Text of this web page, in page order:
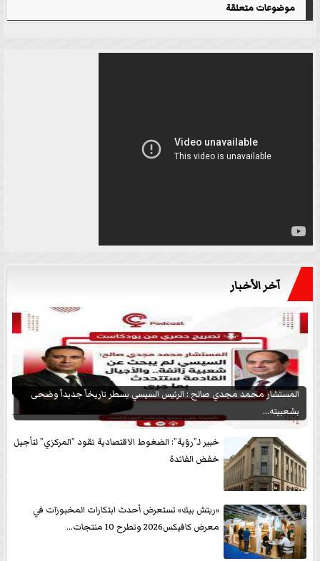
موضوعات متعلقة
آخر الأخبار
المستشار محمد مجدي صالح : الرئيس السيسي يسطر تاريخاً جديداً وضحى
بشعبيته...
خبير لـ”رؤية”: الضغوط الاقتصادية تقود ”المركزي” لتأجيل
خفض الفائدة
«ريتش بيك» تستعرض أحدث ابتكارات المخبوزات في
معرض كافيكس2026 وتطرح 10 منتجات...